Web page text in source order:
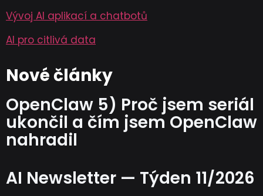
Vývoj AI aplikací a chatbotů
AI pro citlivá data
Nové články
OpenClaw 5) Proč jsem seriál
ukončil a čím jsem OpenClaw
nahradil
AI Newsletter — Týden 11/2026